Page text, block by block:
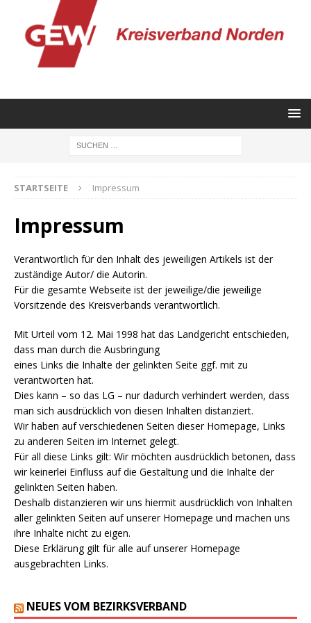
STARTSEITE Impressum
Impressum
Verantwortlich für den Inhalt des jeweiligen Artikels ist der
zuständige Autor/ die Autorin.
Für die gesamte Webseite ist der jeweilige/die jeweilige
Vorsitzende des Kreisverbands verantwortlich.
Mit Urteil vom 12. Mai 1998 hat das Landgericht entschieden,
dass man durch die Ausbringung
eines Links die Inhalte der gelinkten Seite ggf. mit zu
verantworten hat.
Dies kann – so das LG – nur dadurch verhindert werden, dass
man sich ausdrücklich von diesen Inhalten distanziert.
Wir haben auf verschiedenen Seiten dieser Homepage, Links
zu anderen Seiten im Internet gelegt.
Für all diese Links gilt: Wir möchten ausdrücklich betonen, dass
wir keinerlei Einfluss auf die Gestaltung und die Inhalte der
gelinkten Seiten haben.
Deshalb distanzieren wir uns hiermit ausdrücklich von Inhalten
aller gelinkten Seiten auf unserer Homepage und machen uns
ihre Inhalte nicht zu eigen.
Diese Erklärung gilt für alle auf unserer Homepage
ausgebrachten Links.
NEUES VOM BEZIRKSVERBAND